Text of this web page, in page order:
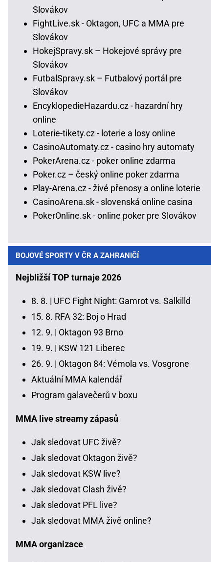
Slovákov
FightLive.sk - Oktagon, UFC a MMA pre
Slovákov
HokejSpravy.sk – Hokejové správy pre
Slovákov
FutbalSpravy.sk – Futbalový portál pre
Slovákov
EncyklopedieHazardu.cz - hazardní hry
online
Loterie-tikety.cz - loterie a losy online
CasinoAutomaty.cz - casino hry automaty
PokerArena.cz - poker online zdarma
Poker.cz – český online poker zdarma
Play-Arena.cz - živé přenosy a online loterie
CasinoArena.sk - slovenská online casina
PokerOnline.sk - online poker pre Slovákov
BOJOVÉ SPORTY V ČR A ZAHRANIČÍ
Nejbližší TOP turnaje 2026
8. 8. | UFC Fight Night: Gamrot vs. Salkilld
15. 8. RFA 32: Boj o Hrad
12. 9. | Oktagon 93 Brno
19. 9. | KSW 121 Liberec
26. 9. | Oktagon 84: Vémola vs. Vosgrone
Aktuální MMA kalendář
Program galavečerů v boxu
MMA live streamy zápasů
Jak sledovat UFC živě?
Jak sledovat Oktagon živě?
Jak sledovat KSW live?
Jak sledovat Clash živě?
Jak sledovat PFL live?
Jak sledovat MMA živě online?
MMA organizace